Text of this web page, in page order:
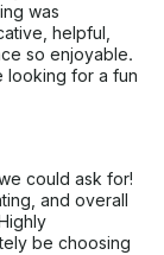
was
helpful,
so enjoyable.
looking for a fun
could ask for!
and overall
be choosing